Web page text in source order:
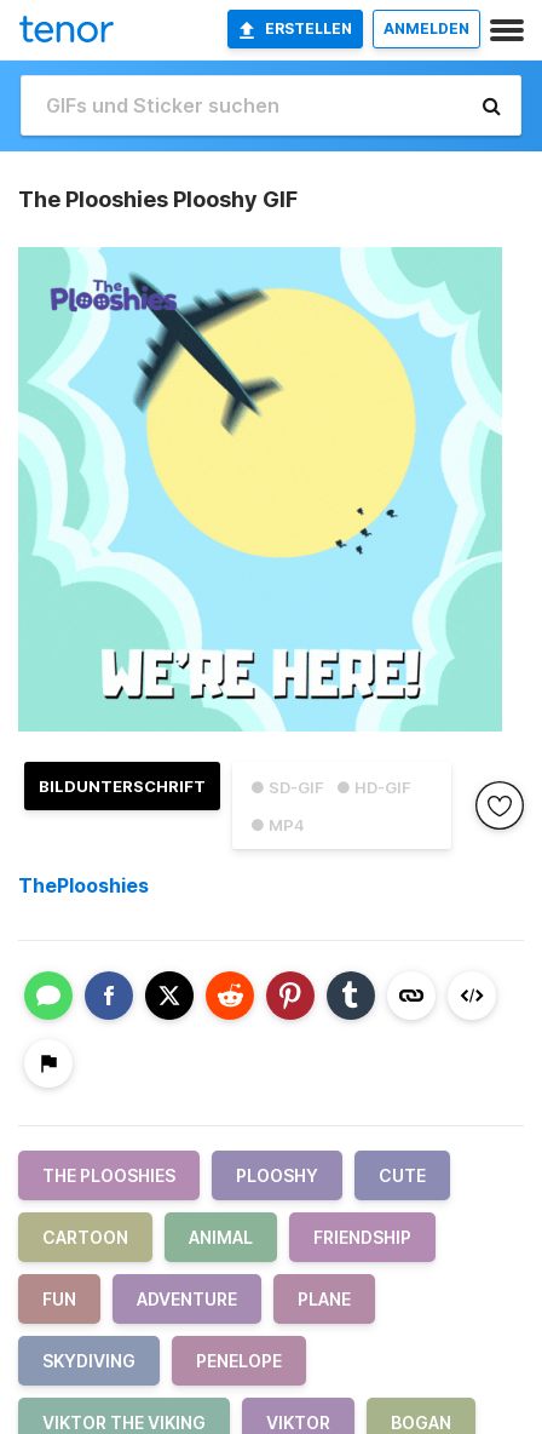
ERSTELLEN ANMELDEN
The Plooshies Plooshy GIF
● SD-GIF
● HD-GIF
● MP4
BILDUNTERSCHRIFT
ThePlooshies
THE PLOOSHIES PLOOSHY CUTE
CARTOON ANIMAL FRIENDSHIP
FUN ADVENTURE PLANE
SKYDIVING PENELOPE
VIKTOR THE VIKING VIKTOR BOGAN